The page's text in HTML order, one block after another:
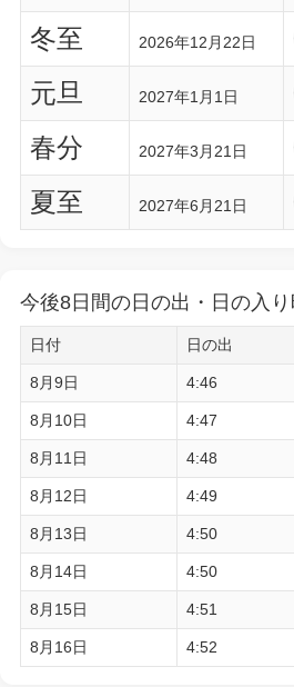
冬至
2026年12月22日
元旦
2027年1月1日
春分
2027年3月21日
夏至
2027年6月21日
今後8日間の日の出・日の入り
日付 日の出
8月9日 4:46
8月10日 4:47
8月11日 4:48
8月12日 4:49
8月13日 4:50
8月14日 4:50
8月15日 4:51
8月16日 4:52